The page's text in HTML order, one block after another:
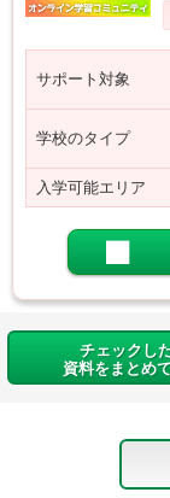
サポート対象
学校のタイプ
入学可能エリア
チェックし
資料をまとめ